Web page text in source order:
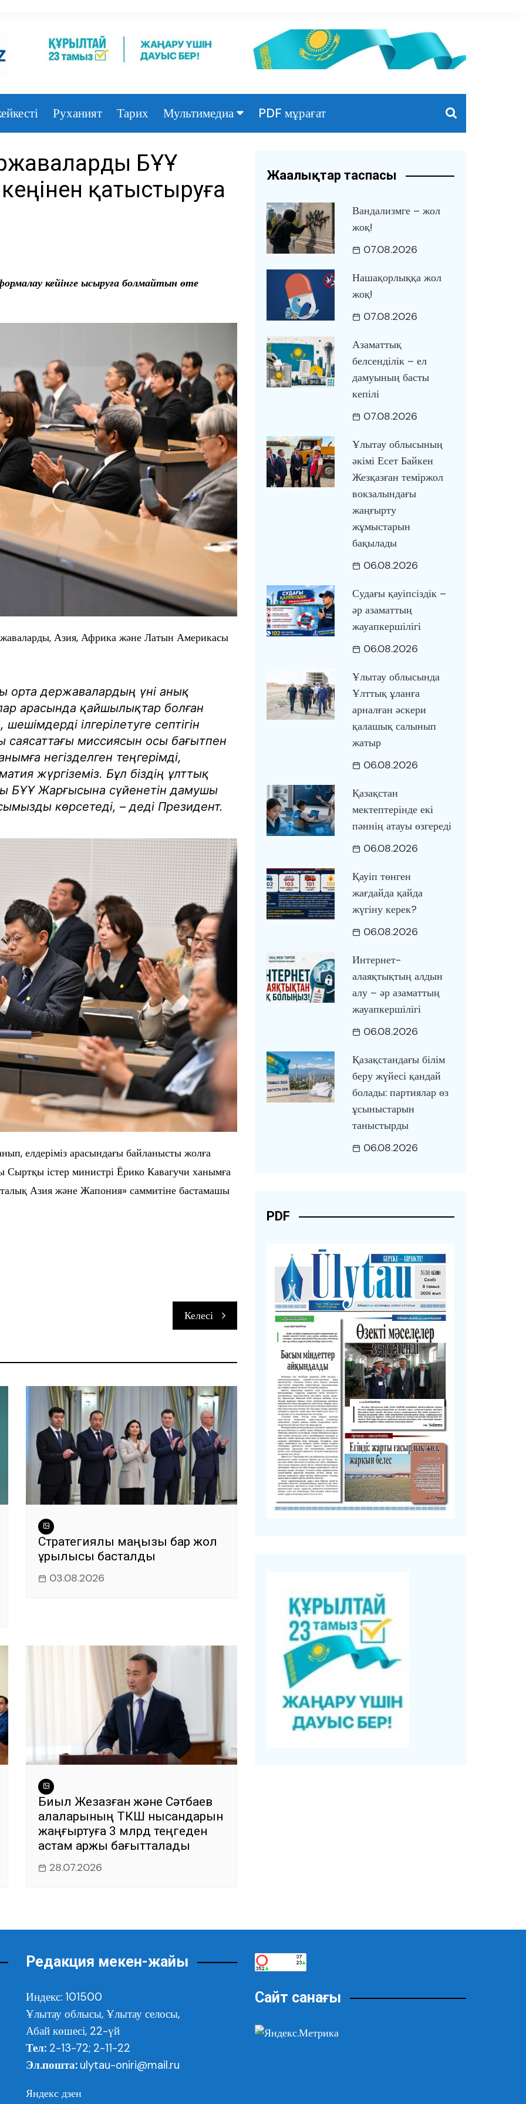
Руханият Тарих Мультимедиа
Видео
PDF мұрағат
БҰҰ
кеңінен қатыстыруға
кейінге ысыруға болмайтын өте
Азия, Африка және Латын Америкасы
орта державалардың үні анық
арасында қайшылықтар болған
ілгерілетуге септігін
саясаттағы миссиясын осы бағытпен
негізделген теңгерімді,
жүргіземіз. Бұл біздің ұлттық
БҰҰ Жарғысына сүйенетін дамушы
көрсетеді, – деді Президент.
елдеріміз арасындағы байланысты жолға
істер министрі Ёрико Кавагучи ханымға
Азия және Жапония» саммитіне бастамашы
Келесі
Стратегиялық маңызы бар жол
құрылысы басталды
03.08.2026
Биыл Жезқазған және Сәтбаев
қалаларының ТКШ нысандарын
жаңғыртуға 3 млрд теңгеден
астам қаржы бағытталады
28.07.2026
Жаңалықтар таспасы
Вандализмге – жол
жоқ!
07.08.2026
Нашақорлыққа жол
жоқ!
07.08.2026
Азаматтық
белсенділік – ел
дамуының басты
кепілі
07.08.2026
Ұлытау облысының
әкімі Есет Байкен
Жезқазған теміржол
вокзалындағы
жаңғырту
жұмыстарын
бақылады
06.08.2026
Судағы қауіпсіздік –
әр азаматтың
жауапкершілігі
06.08.2026
Ұлытау облысында
Ұлттық ұланға
арналған әскери
қалашық салынып
жатыр
06.08.2026
Қазақстан
мектептерінде екі
пәннің атауы өзгереді
06.08.2026
Қауіп төнген
жағдайда қайда
жүгіну керек?
06.08.2026
Интернет-
алаяқтықтың алдын
алу – әр азаматтың
жауапкершілігі
06.08.2026
Қазақстандағы білім
беру жүйесі қандай
болады: партиялар өз
ұсыныстарын
таныстырды
06.08.2026
PDF
Редакция мекен-жайы
Индекс: 101500
Ұлытау облысы, Ұлытау селосы,
Абай көшесі, 22-үй
Тел: 2-13-72; 2-11-22
Эл.пошта: ulytau-oniri@mail.ru
Яндекс дзен
Сайт санағы